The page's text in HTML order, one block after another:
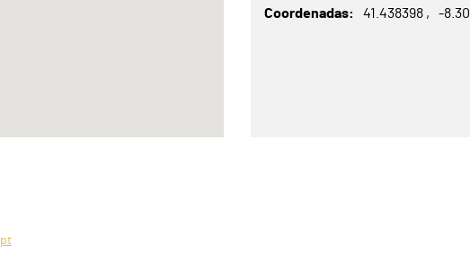
Coordenadas 41.438398 -